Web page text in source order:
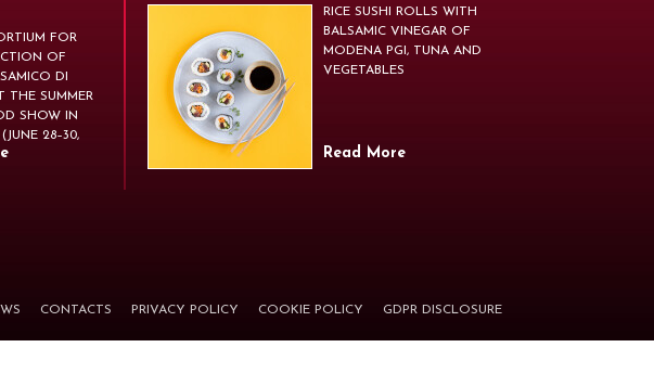
FOR
OF
DI
THE SUMMER
SHOW IN
28–30,
RICE SUSHI ROLLS WITH
BALSAMIC VINEGAR OF
MODENA PGI, TUNA AND
VEGETABLES
Read More
CONTACTS PRIVACY POLICY COOKIE POLICY GDPR DISCLOSURE